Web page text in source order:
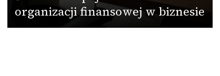
organizacji finansowej w biznesie